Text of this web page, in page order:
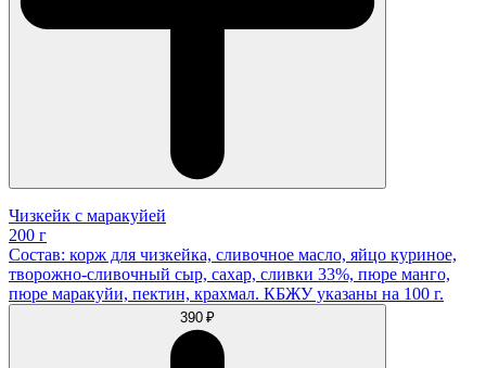
Чизкейк с маракуйей
200 г
Состав: корж для чизкейка, сливочное масло, яйцо куриное,
творожно-сливочный сыр, сахар, сливки 33%, пюре манго,
пюре маракуйи, пектин, крахмал. КБЖУ указаны на 100 г.
390 ₽